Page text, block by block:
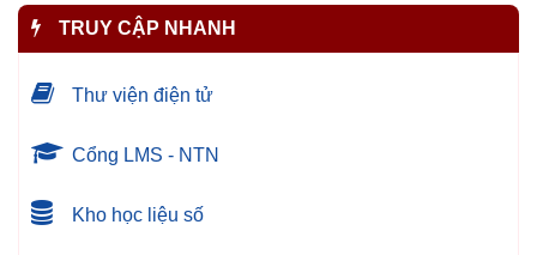
TRUY CẬP NHANH
Thư viện điện tử
Cổng LMS - NTN
Kho học liệu số